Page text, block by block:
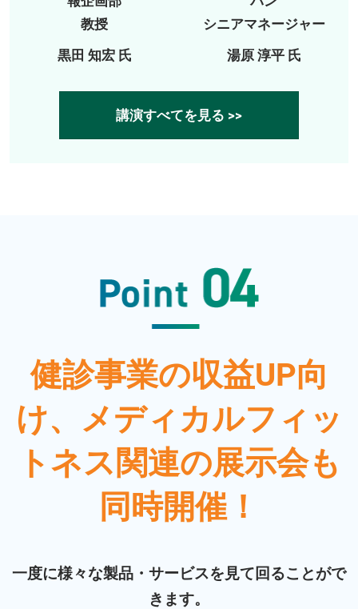
教授
黒田 知宏 氏
シニアマネージャー
湯原 淳平 氏
講演すべてを見る >>
健診事業の収益UP向
け、メディカルフィッ
トネス関連の展示会も
同時開催！
一度に様々な製品・サービスを見て回ることがで
きます。